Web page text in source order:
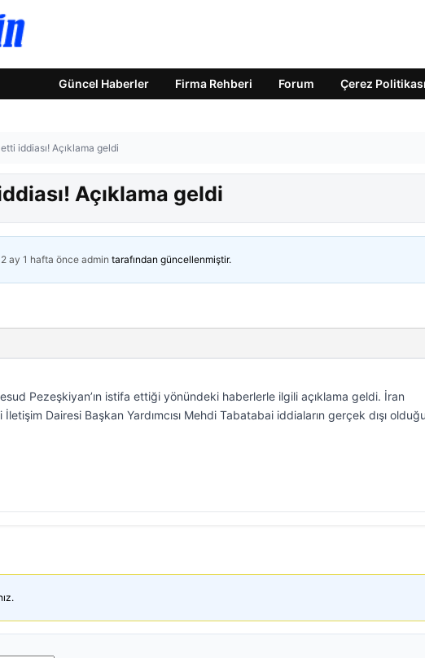
Güncel Haberler Firma Rehberi Forum Çerez Politikası
iddiası! Açıklama geldi
Açıklama geldi
2 ay 1 hafta önce admin tarafından güncellenmiştir.
Pezeşkiyan’ın istifa ettiği yönündeki haberlerle ilgili açıklama geldi. İran
İletişim Dairesi Başkan Yardımcısı Mehdi Tabatabai iddiaların gerçek dışı